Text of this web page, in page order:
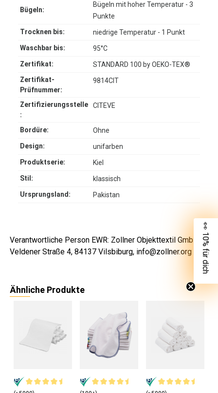
Bügeln:
Bügeln mit hoher Temperatur - 3
Punkte
Trocknen bis:
niedrige Temperatur - 1 Punkt
Waschbar bis:
95°C
Zertifikat:
STANDARD 100 by OEKO-TEX®
Zertifikat-
Prüfnummer:
9814CIT
Zertifizierungsstelle
:
CITEVE
Bordüre:
Ohne
Design:
unifarben
Produktserie:
Kiel
Stil:
klassisch
Ursprungsland:
Pakistan
Verantwortliche Person EWR: Zollner Objekttextil GmbH,
Veldener Straße 4, 84137 Vilsbiburg, info@zollner.org
Ähnliche Produkte
👀 10% für dich